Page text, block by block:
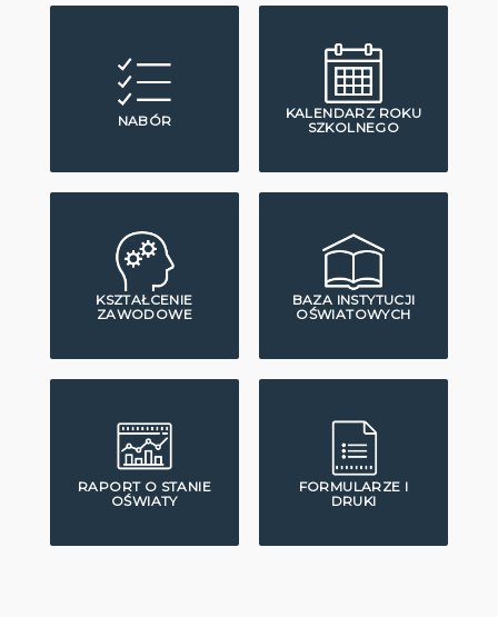
NABÓR
KALENDARZ ROKU
SZKOLNEGO
KSZTAŁCENIE
ZAWODOWE
BAZA INSTYTUCJI
OŚWIATOWYCH
RAPORT O STANIE
OŚWIATY
FORMULARZE I
DRUKI